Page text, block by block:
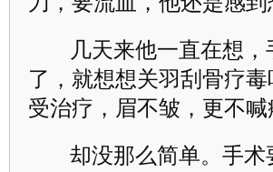
几天来他一直在想，
了，就想想关羽刮骨疗
受治疗，眉不皱，更不喊
却没那么简单。手术